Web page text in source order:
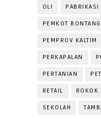
OLI PABRIKASI
PEMKOT BONTANG
PEMPROV KALTIM
PERKAPALAN
PERTANIAN
RETAIL ROKOK
SEKOLAH